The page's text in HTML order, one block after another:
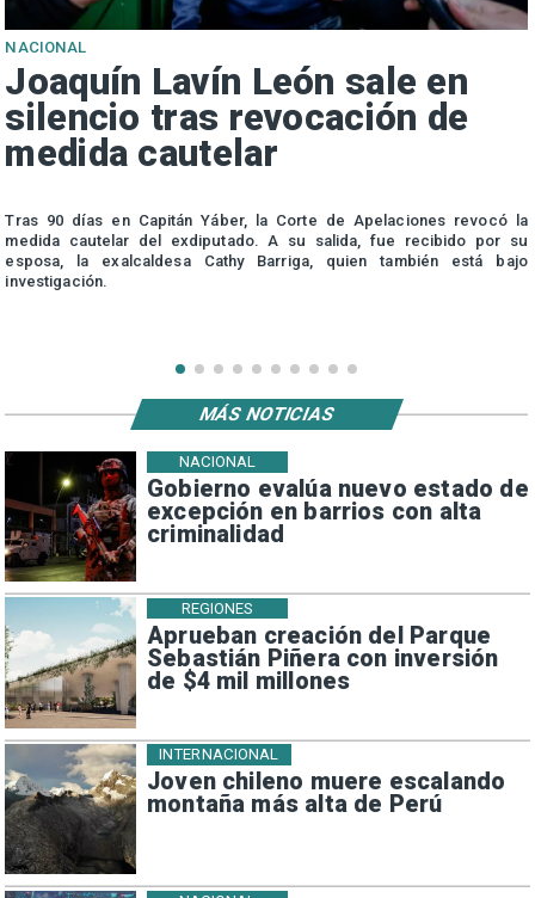
NACIONAL
Joaquín Lavín León sale en
silencio tras revocación de
medida cautelar
Tras 90 días en Capitán Yáber, la Corte de Apelaciones revocó la
medida cautelar del exdiputado. A su salida, fue recibido por su
esposa, la exalcaldesa Cathy Barriga, quien también está bajo
investigación.
Gobierno evalúa nuevo estado de
excepción en barrios con alta
criminalidad
NACIONAL
Aprueban creación del Parque
Sebastián Piñera con inversión
de $4 mil millones
REGIONES
Joven chileno muere escalando
montaña más alta de Perú
INTERNACIONAL
MÁS NOTICIAS